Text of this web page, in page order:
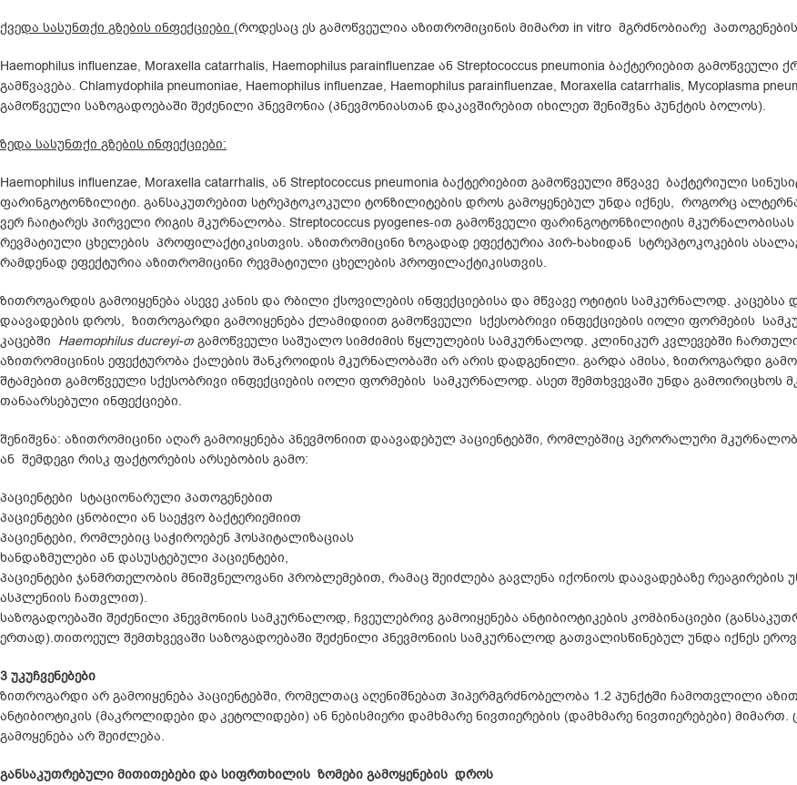
ქვედა სასუნთქი გზების ინფექციები (როდესაც ეს გამოწვეულია აზითრომიცინის მიმართ in vitro მგრძნობიარე
Haemophilus influenzae, Moraxella catarrhalis, Haemophilus parainfluenzae ან Streptococcus pneumonia ბაქტერიებით
გამწვავება. Chlamydophila pneumoniae, Haemophilus influenzae, Haemophilus parainfluenzae, Moraxella catarrhalis, Mycoplasma
გამოწვეული საზოგადოებაში შეძენილი პნევმონია (პნევმონიასთან დაკავშირებით იხილეთ შენიშვნა პუნქტის ბოლოს).
ზედა სასუნთქი გზების ინფექციები:
Haemophilus influenzae, Moraxella catarrhalis, ან Streptococcus pneumonia ბაქტერიებით გამოწვეული მწვავე ბაქტერიული
ფარინგოტონზილიტი. განსაკუთრებით სტრეპტოკოკული ტონზილიტების დროს გამოყენებულ უნდა იქნეს, როგორც
ვერ ჩაიტარეს პირველი რიგის მკურნალობა. Streptococcus pyogenes-ით გამოწვეული ფარინგოტონზილიტის
რევმატიული ცხელების პროფილაქტიკისთვის. აზითრომიცინი ზოგადად ეფექტურია პირ-ხახიდან სტრეპტოკოკების
რამდენად ეფექტურია აზითრომიცინი რევმატიული ცხელების პროფილაქტიკისთვის.
ზითროგარდის გამოიყენება ასევე კანის და რბილი ქსოვილების ინფექციებისა და მწვავე ოტიტის სამკურნალოდ. კაცებსა
დაავადების დროს, ზითროგარდი გამოიყენება ქლამიდიით გამოწვეული სქესობრივი ინფექციების იოლი ფორმების
კაცებში Haemophilus ducreyi-თ გამოწვეული საშუალო სიმძიმის წყლულების სამკურნალოდ. კლინიკურ კვლევებში
აზითრომიცინის ეფექტურობა ქალების შანკროიდის მკურნალობაში არ არის დადგენილი. გარდა ამისა, ზითროგარდი
შტამებით გამოწვეული სქესობრივი ინფექციების იოლი ფორმების სამკურნალოდ. ასეთ შემთხვევაში უნდა გამოირიცხოს
თანაარსებული ინფექციები.
შენიშვნა: აზითრომიცინი აღარ გამოიყენება პნევმონიით დაავადებულ პაციენტებში, რომლებშიც პერორალური
ან შემდეგი რისკ ფაქტორების არსებობის გამო:
პაციენტები სტაციონარული პათოგენებით
პაციენტები ცნობილი ან საეჭვო ბაქტერიემიით
პაციენტები, რომლებიც საჭიროებენ ჰოსპიტალიზაციას
ხანდაზმულები ან დასუსტებული პაციენტები,
პაციენტები ჯანმრთელობის მნიშვნელოვანი პრობლემებით, რამაც შეიძლება გავლენა იქონიოს დაავადებაზე რეაგირების
ასპლენიის ჩათვლით).
საზოგადოებაში შეძენილი პნევმონიის სამკურნალოდ, ჩვეულებრივ გამოიყენება ანტიბიოტიკების კომბინაციები
ერთად).თითოეულ შემთხვევაში საზოგადოებაში შეძენილი პნევმონიის სამკურნალოდ გათვალისწინებულ უნდა იქნეს
3 უკუჩვენებები
ზითროგარდი არ გამოიყენება პაციენტებში, რომელთაც აღენიშნებათ ჰიპერმგრძნობელობა 1.2 პუნქტში ჩამოთვლილი
ანტიბიოტიკის (მაკროლიდები და კეტოლიდები) ან ნებისმიერი დამხმარე ნივთიერების (დამხმარე ნივთიერებები)
გამოყენება არ შეიძლება.
განსაკუთრებული მითითებები და სიფრთხილის ზომები გამოყენების დროს